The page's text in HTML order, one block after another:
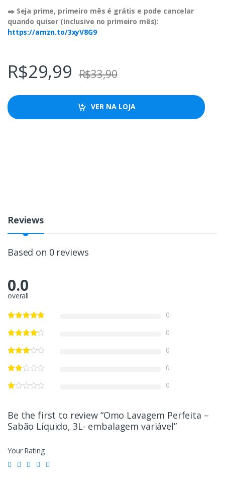
✒️ Seja prime, primeiro mês é grátis e pode cancelar
quando quiser (inclusive no primeiro mês):
https://amzn.to/3xyV8G9
R$29,99 R$33,90
VER NA LOJA
Reviews
Based on 0 reviews
0.0
overall
0
0
0
0
0
Be the first to review “Omo Lavagem Perfeita –
Sabão Líquido, 3L- embalagem variável”
Your Rating